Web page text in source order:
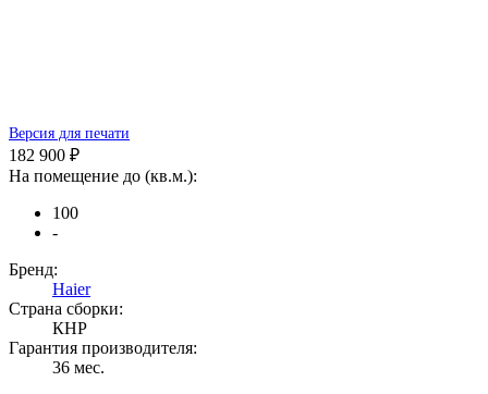
Версия для печати
182 900 ₽
На помещение до (кв.м.):
100
-
Бренд:
Haier
Страна сборки:
КНР
Гарантия производителя:
36 мес.